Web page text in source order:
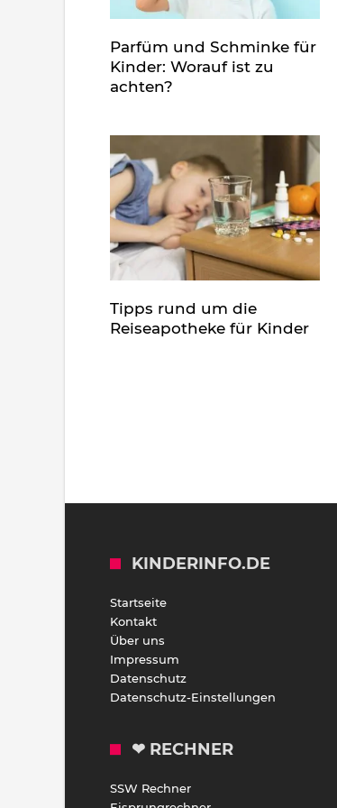
Parfüm und Schminke für
Kinder: Worauf ist zu
achten?
Tipps rund um die
Reiseapotheke für Kinder
KINDERINFO.DE
Startseite
Kontakt
Über uns
Impressum
Datenschutz
Datenschutz-Einstellungen
❤ RECHNER
SSW Rechner